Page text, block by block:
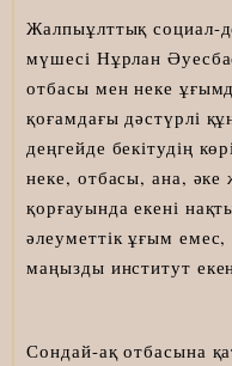
Жалпыұлттық социал-
мүшесі Нұрлан
отбасы мен неке
қоғамдағы дәстүрлі
деңгейде бекітудің
неке, отбасы, ана,
қорғауында екені
әлеуметтік ұғым
маңызды институт
Сондай-ақ отбасына